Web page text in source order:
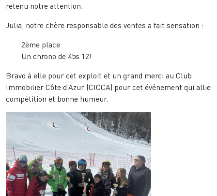
retenu notre attention:
Julia, notre chère responsable des ventes a fait sensation :
2ème place
Un chrono de 45s 12!
Bravo à elle pour cet exploit et un grand merci au Club
Immobilier Côte d’Azur (CICCA) pour cet événement qui allie
compétition et bonne humeur.